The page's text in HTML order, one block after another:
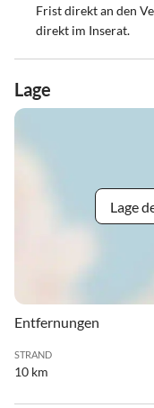
Frist direkt an den
direkt im Inserat.
Lage
Lage
Entfernungen
STRAND
10 km